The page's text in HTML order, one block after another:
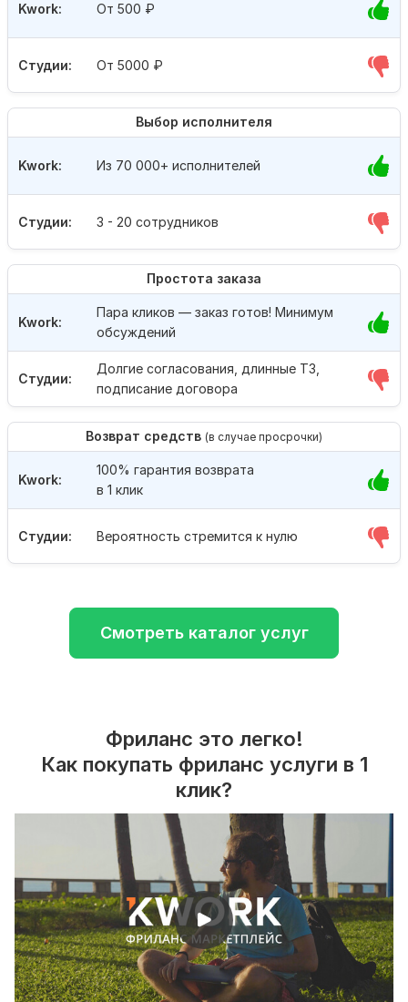
Студии: От 5000 ₽
Kwork: От 500 ₽
Выбор исполнителя
Студии: 3 - 20 сотрудников
Kwork: Из 70 000+ исполнителей
Простота заказа
Студии:
Долгие согласования, длинные ТЗ,
подписание договора
Kwork:
Пара кликов — заказ готов! Минимум
обсуждений
Возврат средств (в случае просрочки)
Студии: Вероятность стремится к нулю
Kwork:
100% гарантия возврата
в 1 клик
Смотреть каталог услуг
Фриланс это легко!
Как покупать фриланс услуги в 1
клик?